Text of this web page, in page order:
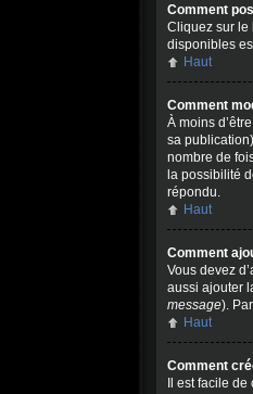
Comment
Cliquez sur le
disponibles
Haut
Comment
À moins
sa
nombre de
la possibilité
répondu.
Haut
Comment
Vous devez
aussi ajouter
message).
Haut
Comment
Il est facile de